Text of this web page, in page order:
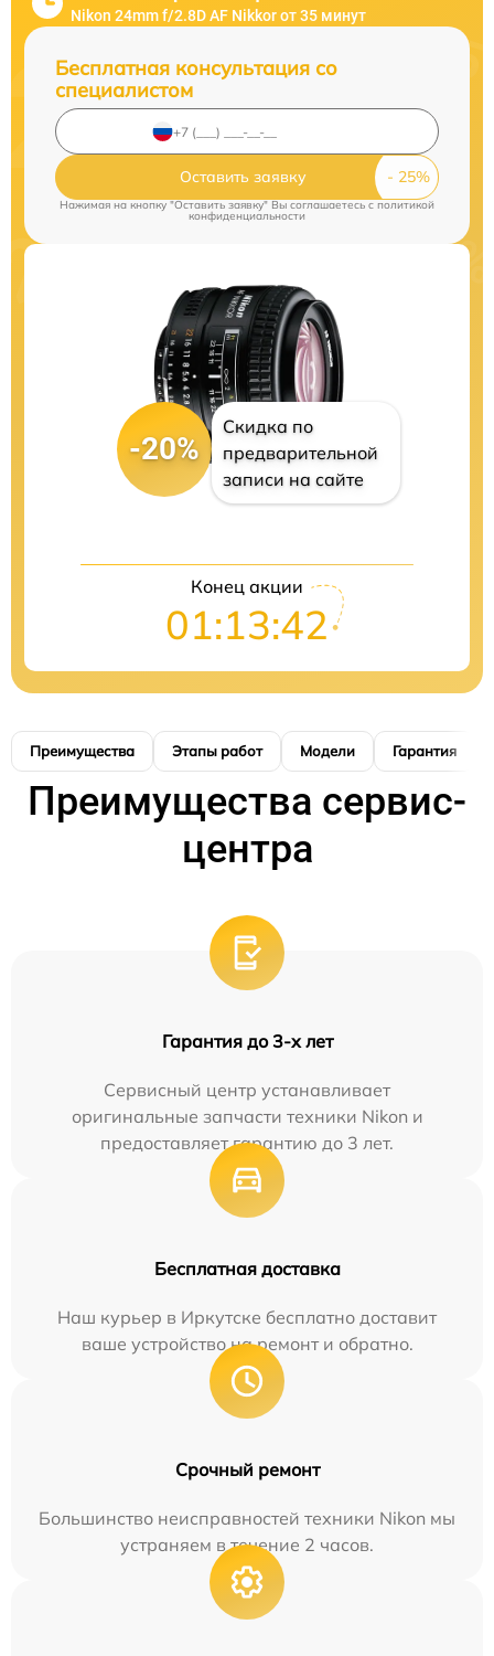
Nikon 24mm f/2.8D AF Nikkor от 35 минут
Бесплатная консультация со
специалистом
Оставить заявку
Нажимая на кнопку "Оставить заявку" Вы соглашаетесь cполитикой
конфиденциальности
-20%
Скидка по
предварительной
записи на сайте
Конец акции
01:13:41
Преимущества Этапы работ Модели Гарантия
Преимущества сервис-
центра
Гарантия до 3-х лет
Сервисный центр устанавливает
оригинальные запчасти техники Nikon и
предоставляет гарантию до 3 лет.
Бесплатная доставка
Наш курьер в Иркутске бесплатно доставит
ваше устройство на ремонт и обратно.
Срочный ремонт
Большинство неисправностей техники Nikon мы
устраняем в течение 2 часов.